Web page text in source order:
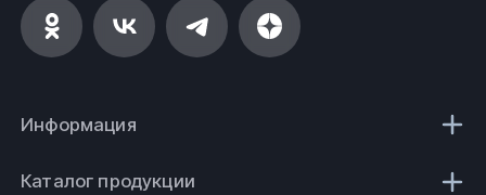
Информация
Каталог продукции